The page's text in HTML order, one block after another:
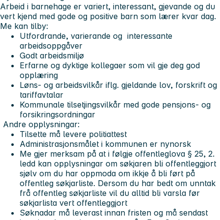
Arbeid i barnehage er variert, interessant, gjevande og du
vert kjend med gode og positive barn som lærer kvar dag.
Me kan tilby:
Utfordrande, varierande og interessante
arbeidsoppgåver
Godt arbeidsmiljø
Erfarne og dyktige kollegaer som vil gje deg god
opplæring
Løns- og arbeidsvilkår iflg. gjeldande lov, forskrift og
tariffavtalar
Kommunale tilsetjingsvilkår med gode pensjons- og
forsikringsordningar
Andre opplysningar:
Tilsette må levere politiattest
Administrasjonsmålet i kommunen er nynorsk
Me gjer merksam på at i følgje offentleglova § 25, 2.
ledd kan opplysningar om søkjaren bli offentleggjort
sjølv om du har oppmoda om ikkje å bli ført på
offentleg søkjarliste. Dersom du har bedt om unntak
frå offentleg søkjarliste vil du alltid bli varsla før
søkjarlista vert offentleggjort
Søknadar må leverast innan fristen og må sendast